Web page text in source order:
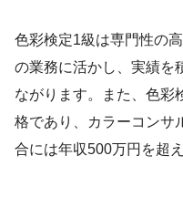
色彩検定1級は専門性の
の業務に活かし、実績を
ながります。また、色彩
格であり、カラーコンサ
合には年収500万円を超